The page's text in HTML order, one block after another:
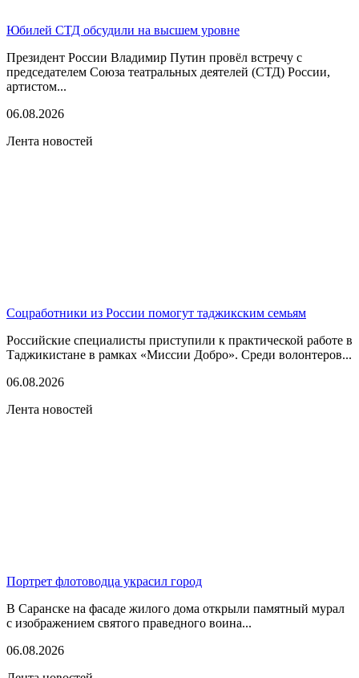
Юбилей СТД обсудили на высшем уровне
Президент России Владимир Путин провёл встречу с
председателем Союза театральных деятелей (СТД) России,
артистом...
06.08.2026
Лента новостей
Соцработники из России помогут таджикским семьям
Российские специалисты приступили к практической работе в
Таджикистане в рамках «Миссии Добро». Среди волонтеров...
06.08.2026
Лента новостей
Портрет флотоводца украсил город
В Саранске на фасаде жилого дома открыли памятный мурал
с изображением святого праведного воина...
06.08.2026